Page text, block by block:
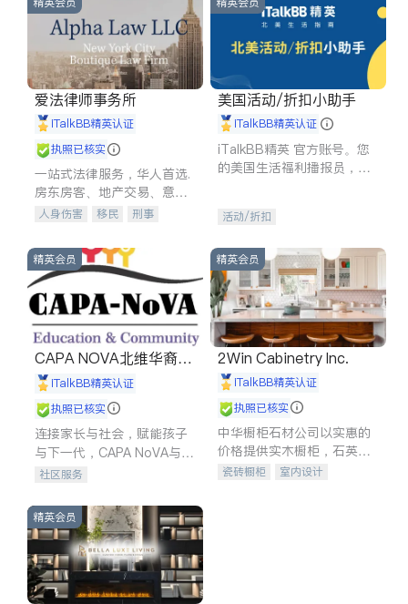
爱法律师事务所
iTalkBB精英认证
执照已核实
一站式法律服务，华人首选.
房东房客、地产交易、意外
伤害、车祸重伤、商业诉
建筑合同、刑事案件全包办
人身伤害 移民
刑事
信托/遗嘱
商业
索赔
律师-其它 保释
美国活动/折扣小助手
iTalkBB精英认证
iTalkBB精英 官方账号。您
的美国生活福利播报员，精
专属福利。
活动/折扣
精英会员
CAPA NOVA北维华裔家
长会iTalkBB精英认证
执照已核实
连接家长与社会，赋能孩子
与下一代，CAPA NoVA与您
携手建设包容、公平、充满
社区服务
精英会员
2Win Cabinetry Inc.
iTalkBB精英认证
执照已核实
中华橱柜石材公司以实惠的
价格提供实木橱柜，石英石
台面，多种优质不锈钢水
瓷砖橱柜
室内设计
精英会员